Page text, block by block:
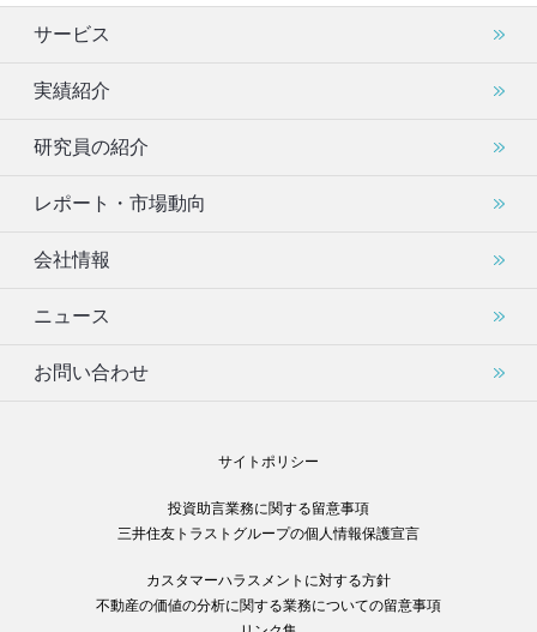
サービス
実績紹介
研究員の紹介
レポート・市場動向
会社情報
ニュース
お問い合わせ
サイトポリシー
投資助言業務に関する留意事項
三井住友トラストグループの個人情報保護宣言
カスタマーハラスメントに対する方針
不動産の価値の分析に関する業務についての留意事項